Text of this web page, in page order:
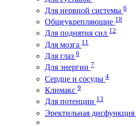
Для нервной системы 6
Общеукрепляющие 18
Для поднятия сил 12
Для мозга 11
Для глаз 6
Для энергии 7
Сердце и сосуды 4
Климакс 9
Для потенции 13
Эректильная дисфункция